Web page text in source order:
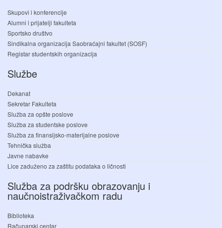
Skupovi i konferencije
Alumni i prijatelji fakulteta
Sportsko društvo
Sindikalna organizacija Saobraćajni fakultet (SOSF)
Registar studentskih organizacija
Službe
Dekanat
Sekretar Fakulteta
Služba za opšte poslove
Služba za studentske poslove
Služba za finansijsko-materijalne poslove
Tehnička služba
Javne nabavke
Lice zaduženo za zaštitu podataka o ličnosti
Služba za podršku obrazovanju i
naučnoistraživačkom radu
Biblioteka
Računarski centar